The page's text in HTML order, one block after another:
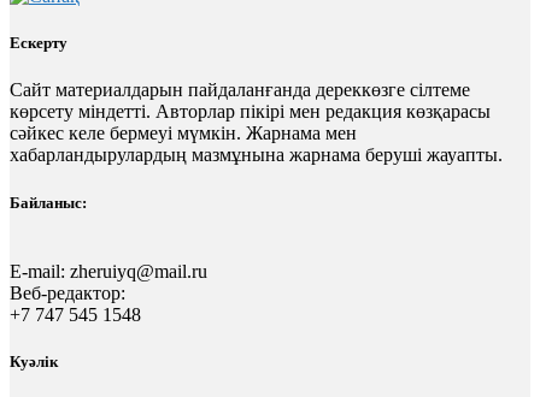
Ескерту
Сайт материалдарын пайдаланғанда дереккөзге сілтеме
көрсету міндетті. Авторлар пікірі мен редакция көзқарасы
сәйкес келе бермеуі мүмкін. Жарнама мен
хабарландырулардың мазмұнына жарнама беруші жауапты.
Байланыс:
E-mail: zheruiyq@mail.ru
Веб-редактор:
+7 747 545 1548
Куәлік